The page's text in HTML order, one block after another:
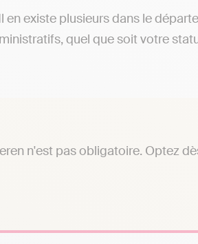
existe plusieurs dans le
quel que soit votre
n'est pas obligatoire. Optez